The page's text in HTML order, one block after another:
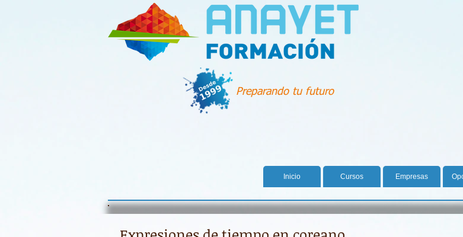
Preparando tu futuro
Inicio Cursos Empresas